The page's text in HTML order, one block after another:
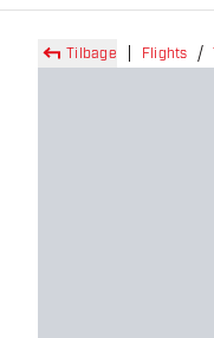
Tilbage Flights